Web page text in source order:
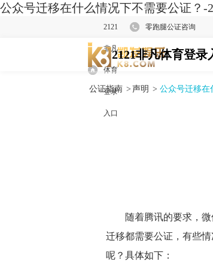
公众号迁移在什么情况下不需要公证？-
2121
非凡
体育
登录
入口
零跑腿公证咨询
2121非凡体育登录
公证指南 > 声明 > 公众号迁移在
随着腾讯的要求，微
迁移都需要公证，有些
呢？具体如下：